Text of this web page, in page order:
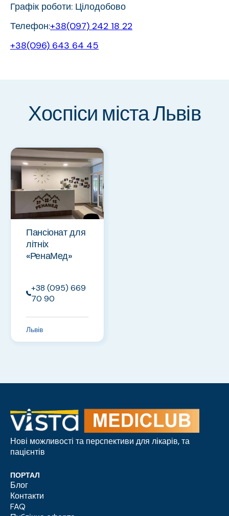
Графік роботи: Цілодобово
Телефон:+38(097) 242 18 22
+38(096) 643 64 45
Хоспіси міста Львів
Пансіонат для
літніх
«РенаМед»
+38 (095) 669
70 90
Львів
Нові можливості та перспективи для лікарів, та
пацієнтів
ПОРТАЛ
Блог
Контакти
FAQ